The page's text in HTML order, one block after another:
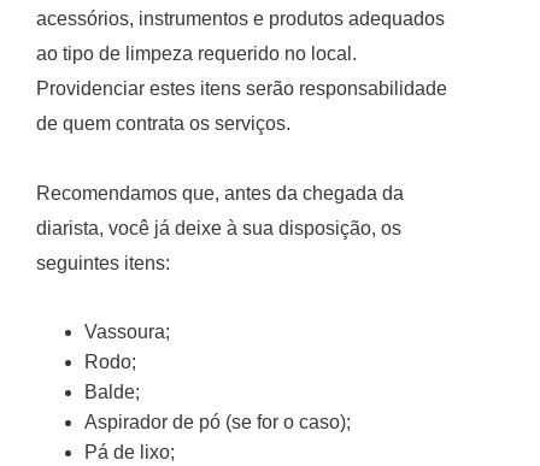
acessórios, instrumentos e produtos adequados
ao tipo de limpeza requerido no local.
Providenciar estes itens serão responsabilidade
de quem contrata os serviços.
Recomendamos que, antes da chegada da
diarista, você já deixe à sua disposição, os
seguintes itens:
Vassoura;
Rodo;
Balde;
Aspirador de pó (se for o caso);
Pá de lixo;